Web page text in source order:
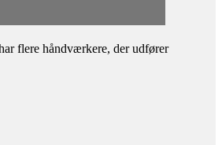
flere håndværkere, der udfører